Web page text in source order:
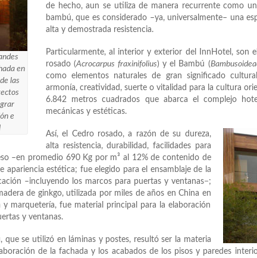
en
las
e
de hecho, aun se utiliza de manera recurrente como
bambú, que es considerado –ya, universalmente– una
alta y demostrada resistencia.
Particularmente, al interior y exterior del InnHotel, son
rosado (Acrocarpus fraxinifolius) y el Bambú (
como elementos naturales de gran significado
armonía, creatividad, suerte o vitalidad para la cultura
6.842 metros cuadrados que abarca el complejo
mecánicas y estéticas.
Así, el Cedro rosado, a razón de su dureza,
alta resistencia, durabilidad, facilidades para
–en promedio 690 Kg por m³ al 12% de contenido de
apariencia estética; fue elegido para el ensamblaje de la
–incluyendo los marcos para puertas y ventanas−;
de ginkgo, utilizada por miles de años en China en
y marquetería, fue material principal para la elaboración
y ventanas.
que se utilizó en láminas y postes, resultó ser la materia
de la fachada y los acabados de los pisos y paredes